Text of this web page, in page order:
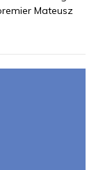
Mateusz